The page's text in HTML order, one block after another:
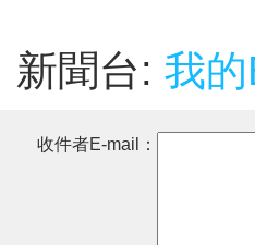
新聞台: 我
收件者E-mail：